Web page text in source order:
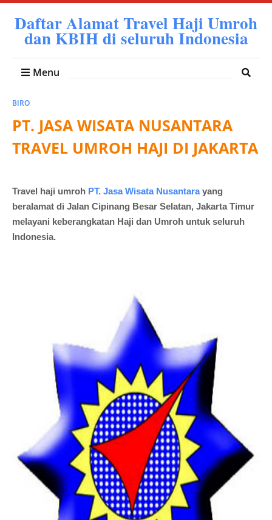
Daftar Alamat Travel Haji Umroh
dan KBIH di seluruh Indonesia
Menu
BIRO
PT. JASA WISATA NUSANTARA
TRAVEL UMROH HAJI DI JAKARTA
Travel haji umroh PT. Jasa Wisata Nusantarayang
beralamat di Jalan Cipinang Besar Selatan, Jakarta Timur
melayani keberangkatan Haji dan Umroh untuk seluruh
Indonesia.